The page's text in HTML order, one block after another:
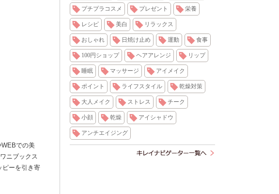
での美
ニブックス
ピーを引き寄
プチプラコスメ プレゼント 栄養
レシピ 美白 リラックス
おしゃれ 日焼け止め 運動 食事
100円ショップ ヘアアレンジ リップ
睡眠 マッサージ アイメイク
ポイント ライフスタイル 乾燥対策
大人メイク ストレス チーク
小顔 乾燥 アイシャドウ
アンチエイジング